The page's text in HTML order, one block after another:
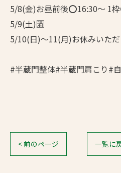
5/8(金)お昼前後⭕️16:30〜 1
5/9(土)🈵
5/10(日)〜11(月)お休みいた
#半蔵門整体#半蔵門肩こり#
< 前のページ 一覧に